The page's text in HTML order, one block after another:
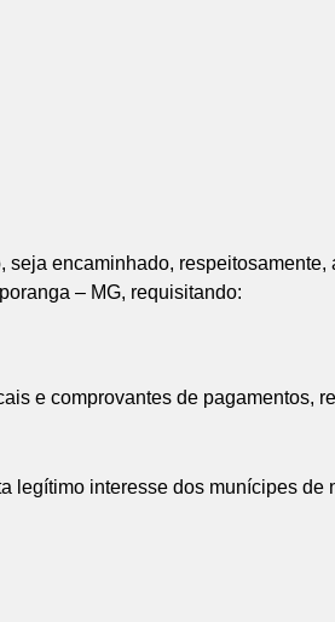
encaminhado,
– MG, requisitando:
e comprovantes de pagamentos,
legítimo interesse dos munícipes de